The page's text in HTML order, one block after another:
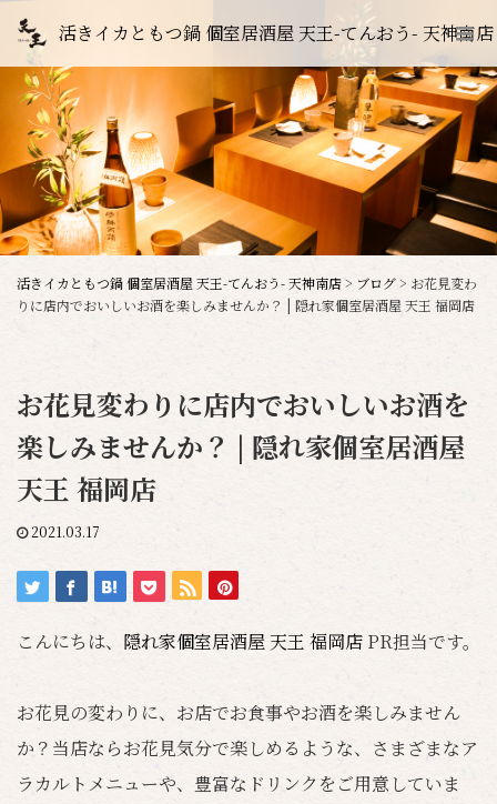
活きイカともつ鍋 個室居酒屋 天王-てんおう- 天神南店
活きイカともつ鍋 個室居酒屋 天王-てんおう- 天神南店> ブログ> お花見変わ
りに店内でおいしいお酒を楽しみませんか？ | 隠れ家個室居酒屋 天王 福岡店
お花見変わりに店内でおいしいお酒を
楽しみませんか？ | 隠れ家個室居酒屋
天王 福岡店
2021.03.17
こんにちは、 隠れ家個室居酒屋 天王 福岡店 PR担当です。
お花見の変わりに、お店でお食事やお酒を楽しみません
か？当店ならお花見気分で楽しめるような、さまざまなア
ラカルトメニューや、豊富なドリンクをご用意していま